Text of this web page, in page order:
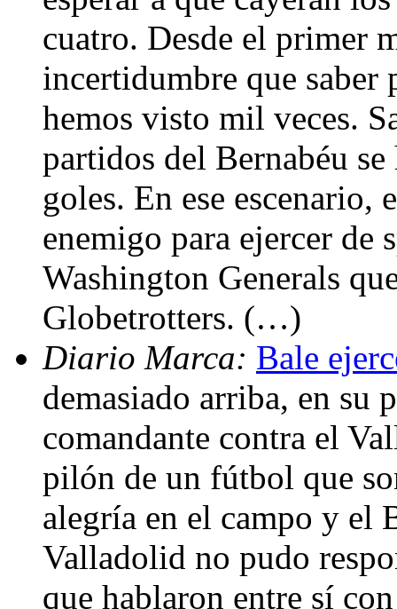
cuatro. Desde el primer
incertidumbre que
hemos visto mil veces.
partidos del Bernabéu
goles. En ese
enemigo para ejercer de
Washington Generals
Globetrotters. (…)
Diario Marca: Bale
demasiado arriba, en su
comandante contra el
pilón de un fútbol que
alegría en el campo y el
Valladolid no pudo
que hablaron entre sí